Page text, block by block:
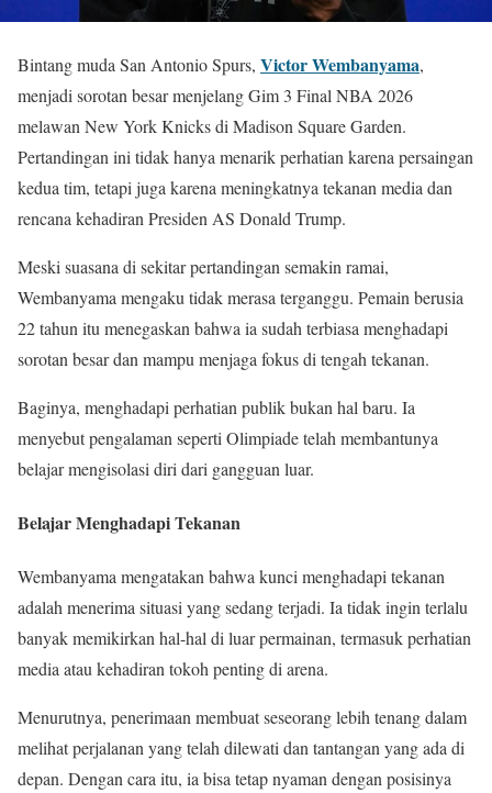
Bintang muda San Antonio Spurs, Victor Wembanyama,
menjadi sorotan besar menjelang Gim 3 Final NBA 2026
melawan New York Knicks di Madison Square Garden.
Pertandingan ini tidak hanya menarik perhatian karena persaingan
kedua tim, tetapi juga karena meningkatnya tekanan media dan
rencana kehadiran Presiden AS Donald Trump.
Meski suasana di sekitar pertandingan semakin ramai,
Wembanyama mengaku tidak merasa terganggu. Pemain berusia
22 tahun itu menegaskan bahwa ia sudah terbiasa menghadapi
sorotan besar dan mampu menjaga fokus di tengah tekanan.
Baginya, menghadapi perhatian publik bukan hal baru. Ia
menyebut pengalaman seperti Olimpiade telah membantunya
belajar mengisolasi diri dari gangguan luar.
Belajar Menghadapi Tekanan
Wembanyama mengatakan bahwa kunci menghadapi tekanan
adalah menerima situasi yang sedang terjadi. Ia tidak ingin terlalu
banyak memikirkan hal-hal di luar permainan, termasuk perhatian
media atau kehadiran tokoh penting di arena.
Menurutnya, penerimaan membuat seseorang lebih tenang dalam
melihat perjalanan yang telah dilewati dan tantangan yang ada di
depan. Dengan cara itu, ia bisa tetap nyaman dengan posisinya